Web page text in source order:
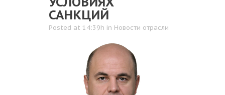
САНКЦИЙ
Posted at 14:39h in Новости отрасли